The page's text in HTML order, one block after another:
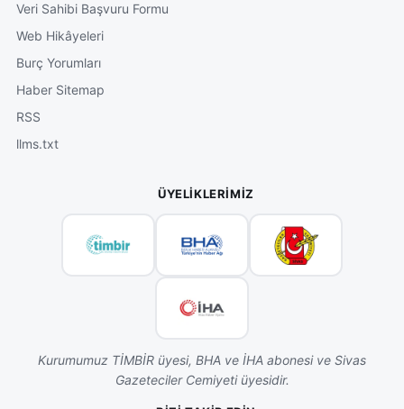
Veri Sahibi Başvuru Formu
Web Hikâyeleri
Burç Yorumları
Haber Sitemap
RSS
llms.txt
ÜYELIKLERIMIZ
Kurumumuz TİMBİR üyesi, BHA ve İHA abonesi ve Sivas
Gazeteciler Cemiyeti üyesidir.